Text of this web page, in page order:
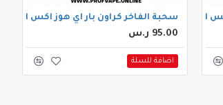
سحبة) عنبسحبة الفاخر كراون بار اي هوز اكس الجاهزة (60000 سحبة) عنب
95.00 ر.س
اضافة للسلة